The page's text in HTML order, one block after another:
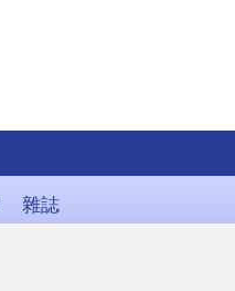
雜誌